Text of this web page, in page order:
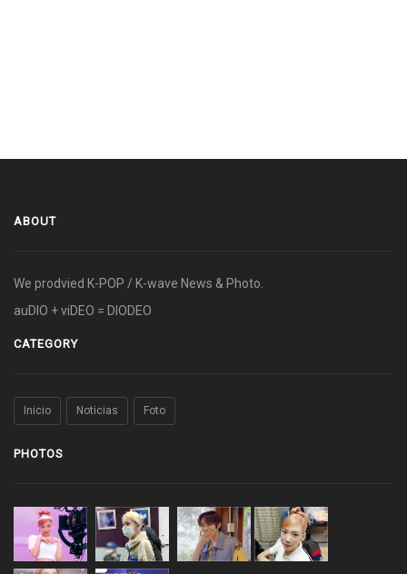
ABOUT
We prodvied K-POP / K-wave News & Photo.
auDIO + viDEO = DIODEO
CATEGORY
Inicio Noticias Foto
PHOTOS